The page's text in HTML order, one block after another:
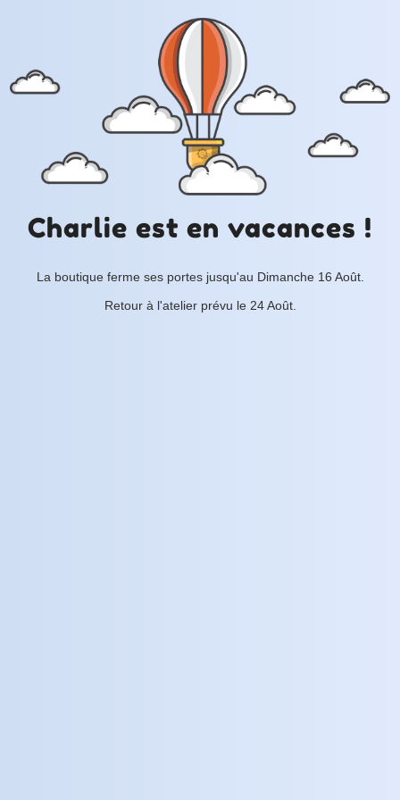
Charlie est en vacances !
La boutique ferme ses portes jusqu'au Dimanche 16 Août.
Retour à l'atelier prévu le 24 Août.